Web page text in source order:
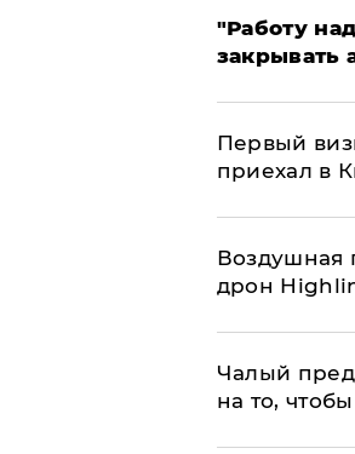
"Работу
закрывать
Первый
приехал в
Воздушная
дрон
Чалый
на то,